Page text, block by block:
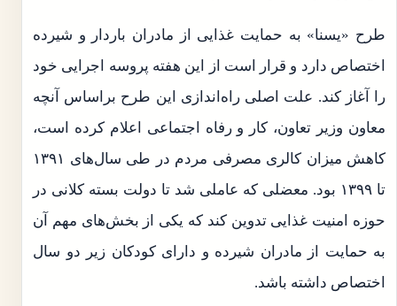
طرح «یسنا» به حمایت غذایی از مادران باردار و شیرده
اختصاص دارد و قرار است از این هفته پروسه اجرایی خود
را آغاز کند. علت اصلی راه‌اندازی این طرح براساس آنچه
معاون وزیر تعاون، کار و رفاه اجتماعی اعلام کرده است،
کاهش میزان کالری مصرفی مردم در طی سال‌های ۱۳۹۱
تا ۱۳۹۹ بود. معضلی که عاملی شد تا دولت بسته کلانی در
حوزه امنیت غذایی تدوین کند که یکی از بخش‌های مهم آن
به حمایت از مادران شیرده و دارای کودکان زیر دو سال
اختصاص داشته باشد.